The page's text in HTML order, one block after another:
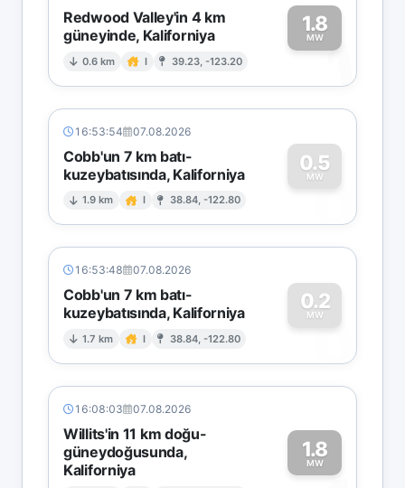
Redwood Valley'in 4 km
güneyinde, Kaliforniya
0.6 km I 39.23, -123.20
1.8
MW1
16:53:54 07.08.2026
Cobb'un 7 km batı-
kuzeybatısında, Kaliforniya
1.9 km I 38.84, -122.80
0.5
MW
0
16:53:48 07.08.2026
Cobb'un 7 km batı-
kuzeybatısında, Kaliforniya
1.7 km I 38.84, -122.80
0.2
MW
0
16:08:03 07.08.2026
Willits'in 11 km doğu-
güneydoğusunda,
Kaliforniya
1.8
MW